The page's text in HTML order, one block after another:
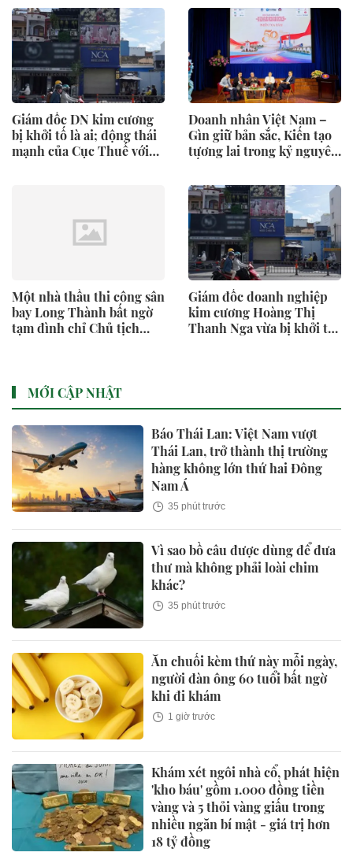
Giám đốc DN kim cương
bị khởi tố là ai; động thái
mạnh của Cục Thuế với
Doanh nhân Việt Nam –
Gìn giữ bản sắc, Kiến tạo
tương lai trong kỷ nguyên
Một nhà thầu thi công sân
bay Long Thành bất ngờ
tạm đình chỉ Chủ tịch
Giám đốc doanh nghiệp
kim cương Hoàng Thị
Thanh Nga vừa bị khởi tố
MỚI CẬP NHẬT
Báo Thái Lan: Việt Nam vượt
Thái Lan, trở thành thị trường
hàng không lớn thứ hai Đông
Nam Á
35 phút trước
Vì sao bồ câu được dùng để đưa
thư mà không phải loài chim
khác?
35 phút trước
Ăn chuối kèm thứ này mỗi ngày,
người đàn ông 60 tuổi bất ngờ
khi đi khám
1 giờ trước
Khám xét ngôi nhà cổ, phát hiện
'kho báu' gồm 1.000 đồng tiền
vàng và 5 thỏi vàng giấu trong
nhiều ngăn bí mật - giá trị hơn
18 tỷ đồng